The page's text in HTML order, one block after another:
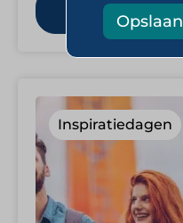
Lees meer
Inspiratiedagen
Opslaan